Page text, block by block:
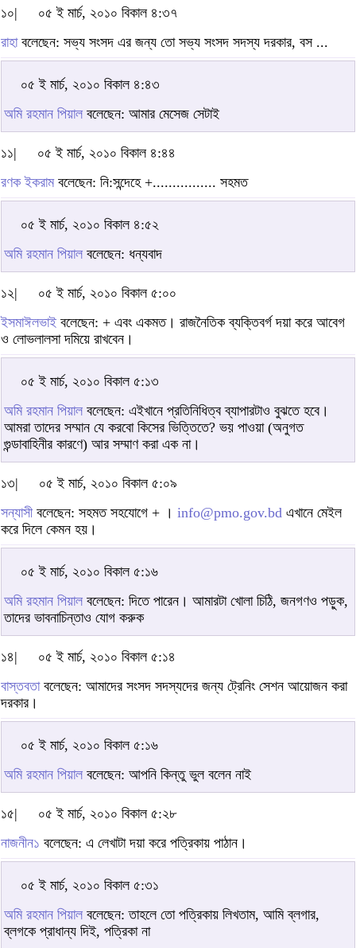
১০|
০৫ ই মার্চ, ২০১০ বিকাল ৪:৩৭
রাহাবলেছেন: সভ্য সংসদ এর জন্য তো সভ্য সংসদ সদস্য দরকার, বস ...
০৫ ই মার্চ, ২০১০ বিকাল ৪:৪৩
অমি রহমান পিয়াল বলেছেন: আমার মেসেজ সেটাই
১১|
০৫ ই মার্চ, ২০১০ বিকাল ৪:৪৪
রণক ইকরামবলেছেন: নি:সন্দেহে +................ সহমত
০৫ ই মার্চ, ২০১০ বিকাল ৪:৫২
অমি রহমান পিয়াল বলেছেন: ধন্যবাদ
১২|
০৫ ই মার্চ, ২০১০ বিকাল ৫:০০
ইসমাঈলভাই বলেছেন: + এবং একমত। রাজনৈতিক ব্যক্তিবর্গ দয়া করে আবেগ
ও লোভলালসা দমিয়ে রাখবেন।
০৫ ই মার্চ, ২০১০ বিকাল ৫:১৩
অমি রহমান পিয়াল বলেছেন: এইখানে প্রতিনিধিত্ব ব্যাপারটাও বুঝতে হবে।
আমরা তাদের সম্মান যে করবো কিসের ভিত্তিতে? ভয় পাওয়া (অনুগত
গুন্ডাবাহিনীর কারণে) আর সম্মাণ করা এক না।
১৩|
০৫ ই মার্চ, ২০১০ বিকাল ৫:০৯
সন্যাসীবলেছেন: সহমত সহযোগে + । info@pmo.gov.bd এখানে মেইল
করে দিলে কেমন হয়।
০৫ ই মার্চ, ২০১০ বিকাল ৫:১৬
অমি রহমান পিয়াল বলেছেন: দিতে পারেন। আমারটা খোলা চিঠি, জনগণও পড়ুক,
তাদের ভাবনাচিন্তাও যোগ করুক
১৪|
০৫ ই মার্চ, ২০১০ বিকাল ৫:১৪
বাস্তবতাবলেছেন: আমাদের সংসদ সদস্যদের জন্য ট্রেনিং সেশন আয়োজন করা
দরকার।
০৫ ই মার্চ, ২০১০ বিকাল ৫:১৬
অমি রহমান পিয়াল বলেছেন: আপনি কিন্তু ভুল বলেন নাই
১৫|
০৫ ই মার্চ, ২০১০ বিকাল ৫:২৮
নাজনীন১ বলেছেন: এ লেখাটা দয়া করে পত্রিকায় পাঠান।
০৫ ই মার্চ, ২০১০ বিকাল ৫:৩১
অমি রহমান পিয়াল বলেছেন: তাহলে তো পত্রিকায় লিখতাম, আমি ব্লগার,
ব্লগকে প্রাধান্য দিই, পত্রিকা না